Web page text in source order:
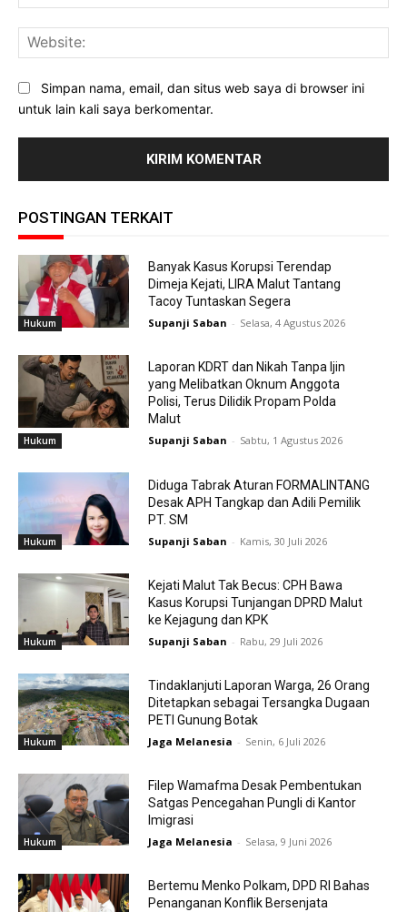
Simpan nama, email, dan situs web saya di browser ini
untuk lain kali saya berkomentar.
POSTINGAN TERKAIT
Hukum
Banyak Kasus Korupsi Terendap
Dimeja Kejati, LIRA Malut Tantang
Tacoy Tuntaskan Segera
Supanji Saban - Selasa, 4 Agustus 2026
Hukum
Laporan KDRT dan Nikah Tanpa Ijin
yang Melibatkan Oknum Anggota
Polisi, Terus Dilidik Propam Polda
Malut
Supanji Saban - Sabtu, 1 Agustus 2026
Hukum
Diduga Tabrak Aturan FORMALINTANG
Desak APH Tangkap dan Adili Pemilik
PT. SM
Supanji Saban - Kamis, 30 Juli 2026
Hukum
Kejati Malut Tak Becus: CPH Bawa
Kasus Korupsi Tunjangan DPRD Malut
ke Kejagung dan KPK
Supanji Saban - Rabu, 29 Juli 2026
Hukum
Tindaklanjuti Laporan Warga, 26 Orang
Ditetapkan sebagai Tersangka Dugaan
PETI Gunung Botak
Jaga Melanesia - Senin, 6 Juli 2026
Hukum
Filep Wamafma Desak Pembentukan
Satgas Pencegahan Pungli di Kantor
Imigrasi
Jaga Melanesia - Selasa, 9 Juni 2026
Bertemu Menko Polkam, DPD RI Bahas
Penanganan Konflik Bersenjata